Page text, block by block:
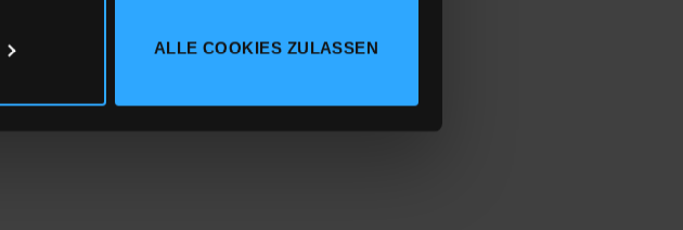
ALLE COOKIES ZULASSEN